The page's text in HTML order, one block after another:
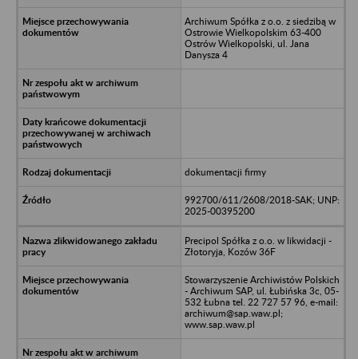
Archiwum Spółka z o.o. z siedzibą w
Ostrowie Wielkopolskim 63-400
Ostrów Wielkopolski, ul. Jana
Danysza 4
dokumentacji firmy
992700/611/2608/2018-SAK; UNP:
2025-00395200
Precipol Spółka z o.o. w likwidacji -
Złotoryja, Kozów 36F
Stowarzyszenie Archiwistów Polskich
- Archiwum SAP, ul. Łubińska 3c, 05-
532 Łubna tel. 22 727 57 96, e-mail:
archiwum@sap.waw.pl;
www.sap.waw.pl